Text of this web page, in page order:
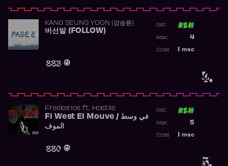
4.
KANG SEUNG YOON (강승윤)
버선발 (FOLLOW)
883
Ost:
4
Max:
msc
Czas:
5.
Freekence ft. Hostile
Fi West El Mouve / في وسط
الموف
880
Ost:
5
Max:
msc
Czas: